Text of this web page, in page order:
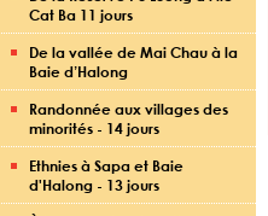
Cat Ba 11 jours
De la vallée de Mai Chau à la
Baie d’Halong
Randonnée aux villages des
minorités - 14 jours
Ethnies à Sapa et Baie
d'Halong - 13 jours